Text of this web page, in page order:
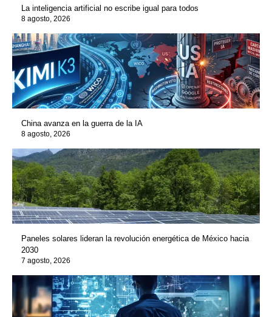
La inteligencia artificial no escribe igual para todos
8 agosto, 2026
China avanza en la guerra de la IA
8 agosto, 2026
Paneles solares lideran la revolución energética de México hacia
2030
7 agosto, 2026